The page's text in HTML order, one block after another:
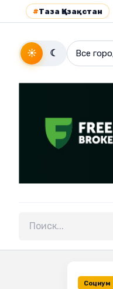
#Таза Қазақстан
☀ ☾ Все
Поиск по сайту
Социум